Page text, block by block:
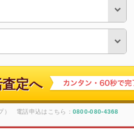
定へ
） 電話申込はこちら： 0800-080-4368